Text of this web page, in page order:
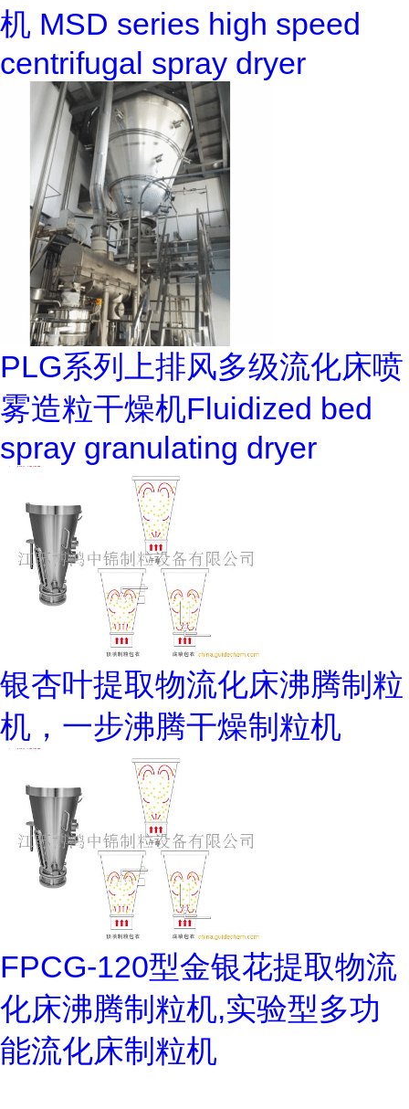
机 MSD series high speed
centrifugal spray dryer
PLG系列上排风多级流化床喷
雾造粒干燥机Fluidized bed
spray granulating dryer
银杏叶提取物流化床沸腾制粒
机，一步沸腾干燥制粒机
FPCG-120型金银花提取物流
化床沸腾制粒机,实验型多功
能流化床制粒机